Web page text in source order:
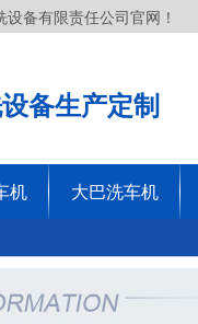
备有限责任公司官网！
备生产定制
机 大巴洗车机